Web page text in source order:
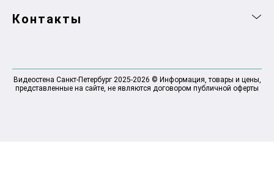
Контакты
Видеостена Санкт-Петербург 2025-2026 © Информация, товары и цены,
представленные на сайте, не являются договором публичной оферты